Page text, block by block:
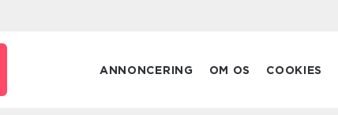
ANNONCERING OM OS COOKIES